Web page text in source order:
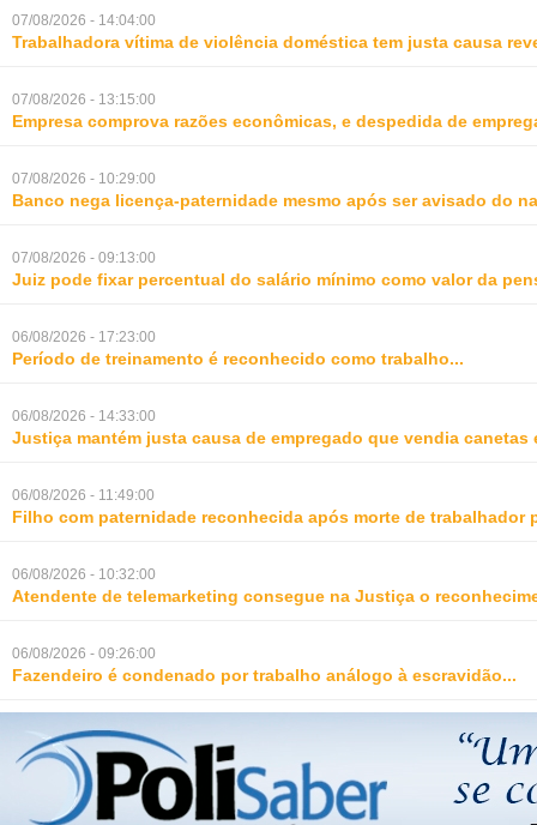
07/08/2026 - 14:04:00
Trabalhadora vítima de violência doméstica tem justa causa
07/08/2026 - 13:15:00
Empresa comprova razões econômicas, e despedida de
07/08/2026 - 10:29:00
Banco nega licença-paternidade mesmo após ser avisado do
07/08/2026 - 09:13:00
Juiz pode fixar percentual do salário mínimo como valor da
06/08/2026 - 17:23:00
Período de treinamento é reconhecido como trabalho...
06/08/2026 - 14:33:00
Justiça mantém justa causa de empregado que vendia canetas
06/08/2026 - 11:49:00
Filho com paternidade reconhecida após morte de trabalhador
06/08/2026 - 10:32:00
Atendente de telemarketing consegue na Justiça o
06/08/2026 - 09:26:00
Fazendeiro é condenado por trabalho análogo à escravidão...